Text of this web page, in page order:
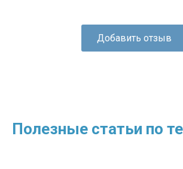
Добавить отзыв
Полезные статьи по